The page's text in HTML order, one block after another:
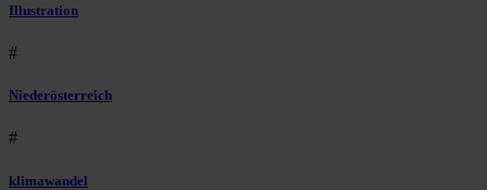
Illustration
#
Niederösterreich
#
klimawandel